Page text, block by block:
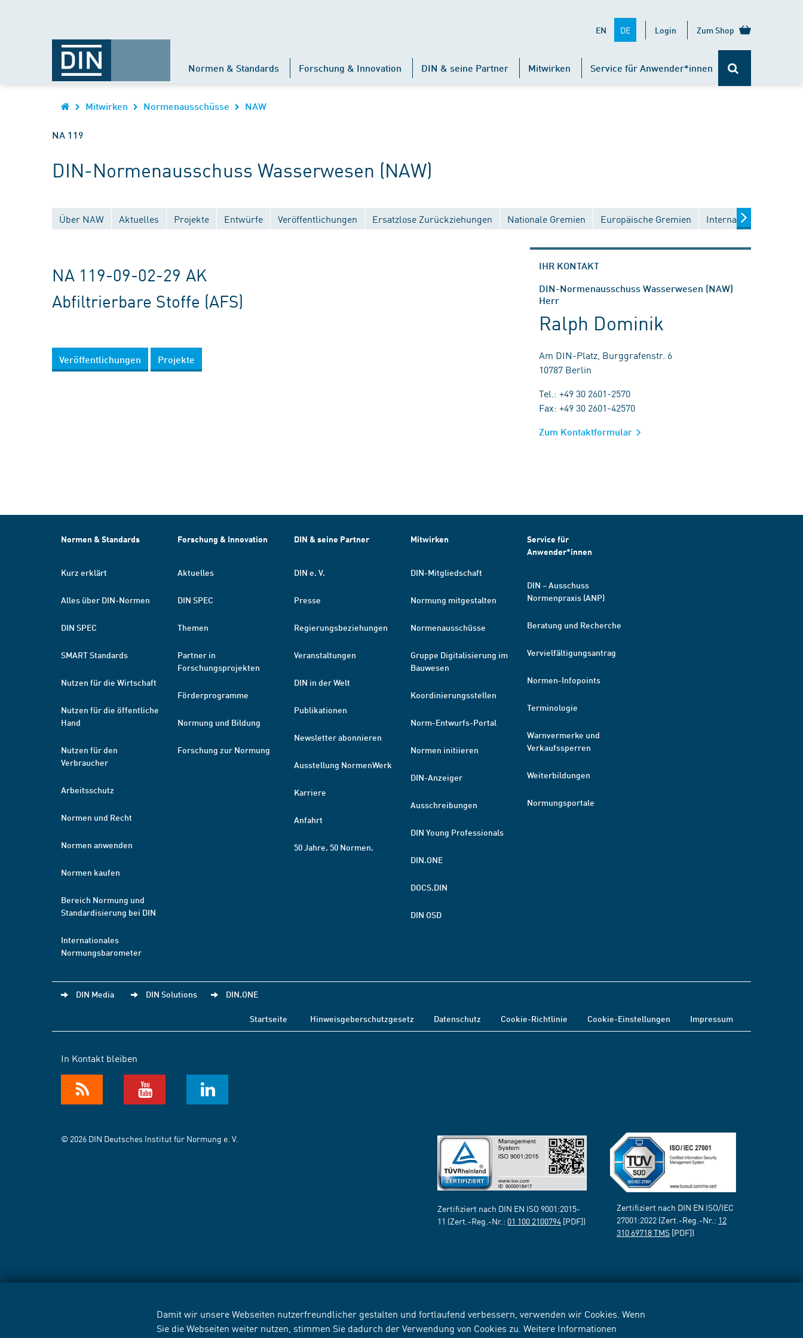
Damit wir unsere Webseiten nutzerfreundlicher gestalten und fortlaufend verbessern, verwenden wir Cookies. Wenn
Sie die Webseiten weiter nutzen, stimmen Sie dadurch der Verwendung von Cookies zu. Weitere Informationen
EN DE Login Zum Shop
Normen & Standards Forschung & Innovation DIN & seine Partner Mitwirken Service für Anwender*innen
Mitwirken Normenausschüsse NAW
NA 119
DIN-Normenausschuss Wasserwesen (NAW)
Über NAW Aktuelles Projekte Entwürfe Veröffentlichungen Ersatzlose Zurückziehungen Nationale Gremien Europäische Gremien Internationale Gremien
NA 119-09-02-29 AK
Abfiltrierbare Stoffe (AFS)
Veröffentlichungen Projekte
IHR KONTAKT
DIN-Normenausschuss Wasserwesen (NAW)
Herr
Ralph Dominik
Am DIN-Platz, Burggrafenstr. 6
10787 Berlin
Tel.: +49 30 2601-2570
Fax: +49 30 2601-42570
Zum Kontaktformular
Normen & Standards
Kurz erklärt
Alles über DIN-Normen
DIN SPEC
SMART Standards
Nutzen für die Wirtschaft
Nutzen für die öffentliche
Hand
Nutzen für den
Verbraucher
Arbeitsschutz
Normen und Recht
Normen anwenden
Normen kaufen
Bereich Normung und
Standardisierung bei DIN
Internationales
Normungsbarometer
Forschung & Innovation
Aktuelles
DIN SPEC
Themen
Partner in
Forschungsprojekten
Förderprogramme
Normung und Bildung
Forschung zur Normung
DIN & seine Partner
DIN e. V.
Presse
Regierungsbeziehungen
Veranstaltungen
DIN in der Welt
Publikationen
Newsletter abonnieren
Ausstellung NormenWerk
Karriere
Anfahrt
50 Jahre. 50 Normen.
Mitwirken
DIN-Mitgliedschaft
Normung mitgestalten
Normenausschüsse
Gruppe Digitalisierung im
Bauwesen
Koordinierungsstellen
Norm-Entwurfs-Portal
Normen initiieren
DIN-Anzeiger
Ausschreibungen
DIN Young Professionals
DIN.ONE
DOCS.DIN
DIN OSD
Service für
Anwender*innen
DIN – Ausschuss
Normenpraxis (ANP)
Beratung und Recherche
Vervielfältigungsantrag
Normen-Infopoints
Terminologie
Warnvermerke und
Verkaufssperren
Weiterbildungen
Normungsportale
DIN Media DIN Solutions DIN.ONE
Startseite Hinweisgeberschutzgesetz Datenschutz Cookie-Richtlinie Cookie-Einstellungen Impressum
In Kontakt bleiben
© 2026 DIN Deutsches Institut für Normung e. V.
Zertifiziert nach DIN EN ISO 9001:2015-
11 (Zert.-Reg.-Nr.: 01 100 2100794 [PDF])
Zertifiziert nach DIN EN ISO/IEC
27001:2022 (Zert.-Reg.-Nr.: 12
310 69718 TMS [PDF])